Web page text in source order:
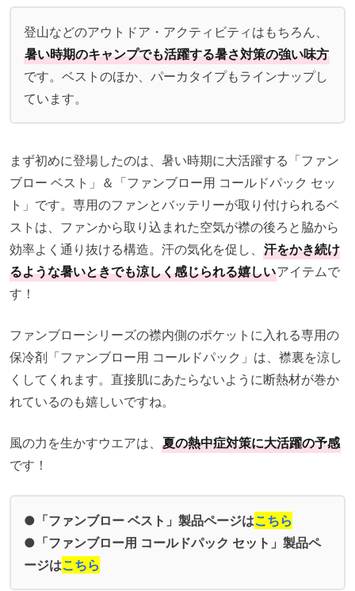
登山などのアウトドア・アクティビティはもちろん、
暑い時期のキャンプでも活躍する暑さ対策の強い味方
です。ベストのほか、パーカタイプもラインナップし
ています。
まず初めに登場したのは、暑い時期に大活躍する「ファン
ブロー ベスト」＆「ファンブロー用 コールドパック セッ
ト」です。専用のファンとバッテリーが取り付けられるベ
ストは、ファンから取り込まれた空気が襟の後ろと脇から
効率よく通り抜ける構造。汗の気化を促し、 汗をかき続け
るような暑いときでも涼しく感じられる嬉しいアイテムで
す！
ファンブローシリーズの襟内側のポケットに入れる専用の
保冷剤「ファンブロー用 コールドパック」は、襟裏を涼し
くしてくれます。直接肌にあたらないように断熱材が巻か
れているのも嬉しいですね。
風の力を生かすウエアは、 夏の熱中症対策に大活躍の予感
です！
●「ファンブロー ベスト」製品ページはこちら
●「ファンブロー用 コールドパック セット」製品ペ
ージはこちら